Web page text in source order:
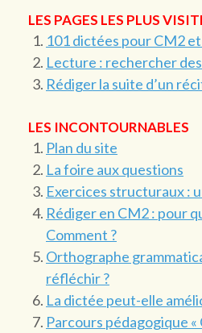
LES PAGES LES PLUS
101 dictées pour CM2
Lecture : rechercher
Rédiger la suite d’un
LES INCONTOURNABLES
Plan du site
La foire aux questions
Exercices structuraux :
Rédiger en CM2 : pour
Comment ?
Orthographe
réfléchir ?
La dictée peut-elle
Parcours pédagogique «